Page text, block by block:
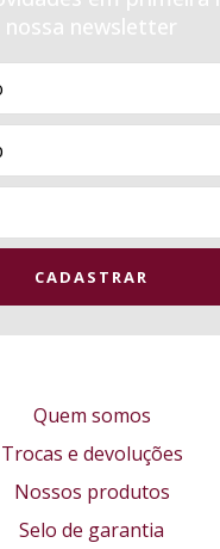
nossa newsletter
Quem somos
Trocas e devoluções
Nossos produtos
Selo de garantia